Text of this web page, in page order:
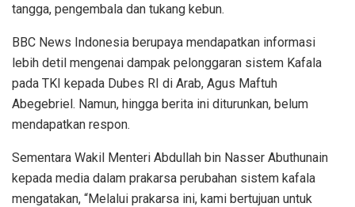
tangga, pengembala dan tukang kebun.
BBC News Indonesia berupaya mendapatkan informasi
lebih detil mengenai dampak pelonggaran sistem Kafala
pada TKI kepada Dubes RI di Arab, Agus Maftuh
Abegebriel. Namun, hingga berita ini diturunkan, belum
mendapatkan respon.
Sementara Wakil Menteri Abdullah bin Nasser Abuthunain
kepada media dalam prakarsa perubahan sistem kafala
mengatakan, “Melalui prakarsa ini, kami bertujuan untuk